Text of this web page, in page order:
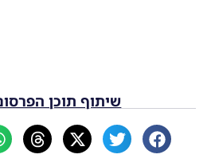
שיתוף תוכן